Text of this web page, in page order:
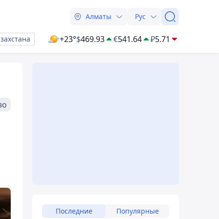
Алматы Рус
+23°$469.93 €541.64 ₽5.71
Последние Популярные